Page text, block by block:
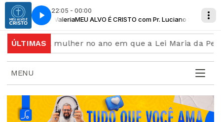
22:05 - 00:00
Kátia Valeria MEU ALVO É CRISTO com Pr. Luciano Santos & Prª. Kátia
ÚLTIMAS
a mulher no ano em que a Lei Maria da Penha
MENU